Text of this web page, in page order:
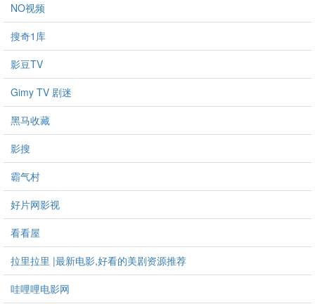
NO视频
搜奇1库
影豆TV
Gimy TV 剧迷
黑马收藏
影搜
霸气村
好片网影视
看看屋
拉里拉里 |最新电影,好看的美剧资源推荐
哇哩哩电影网